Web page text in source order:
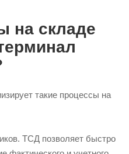
на складе
такие процессы на
ТСД позволяет быстро